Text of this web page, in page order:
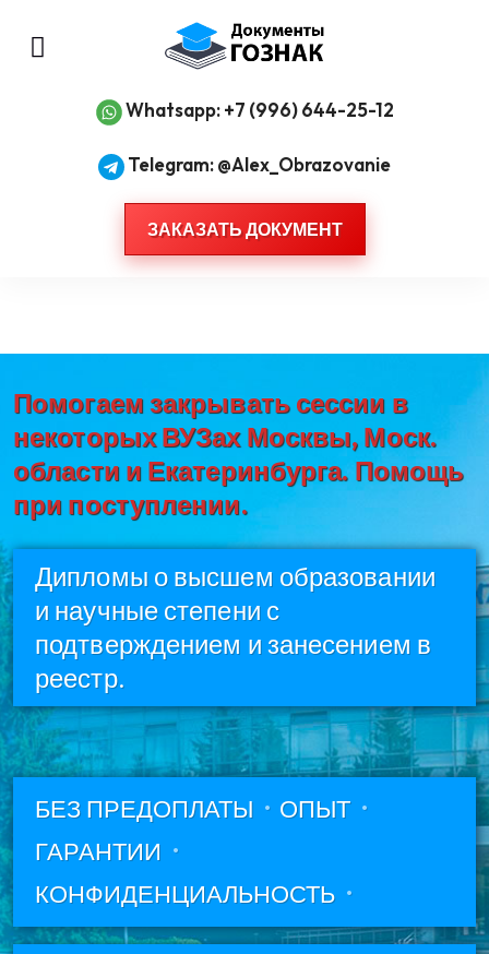
Whatsapp: +7 (996) 644-25-12
Telegram: @Alex_Obrazovanie
ЗАКАЗАТЬ ДОКУМЕНТ
Помогаем закрывать сессии в
некоторых ВУЗах Москвы, Моск.
области и Екатеринбурга. Помощь
при поступлении.
Дипломы о высшем образовании
и научные степени с
подтверждением и занесением в
реестр.
БЕЗ ПРЕДОПЛАТЫ
ОПЫТ
ГАРАНТИИ
КОНФИДЕНЦИАЛЬНОСТЬ